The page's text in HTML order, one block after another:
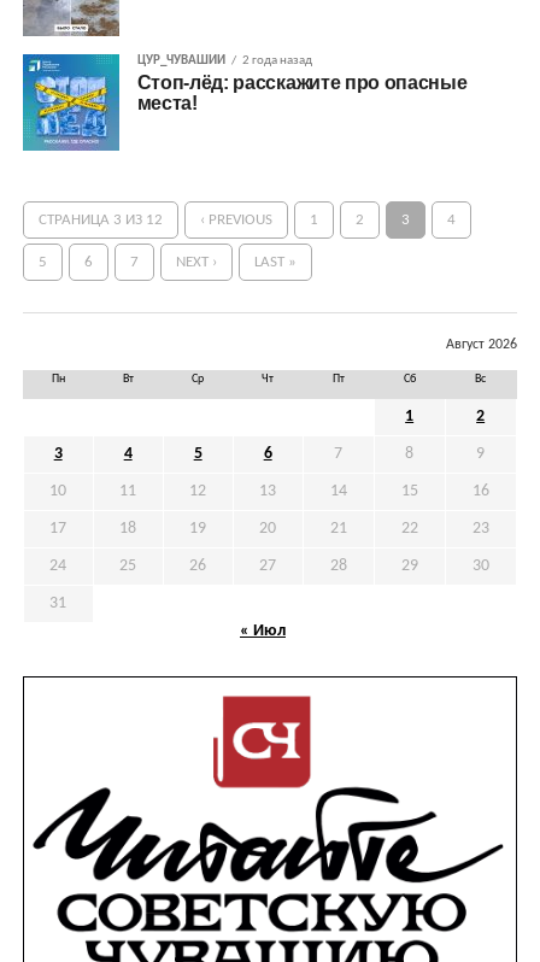
ЦУР_ЧУВАШИИ 2 года назад
Стоп-лёд: расскажите про опасные
места!
СТРАНИЦА 3 ИЗ 12 ‹ PREVIOUS 1 2 3 4
5 6 7 NEXT › LAST »
Август 2026
Пн Вт Ср Чт Пт Сб Вс
1 2
3 4 5 6 7 8 9
10 11 12 13 14 15 16
17 18 19 20 21 22 23
24 25 26 27 28 29 30
31
« Июл